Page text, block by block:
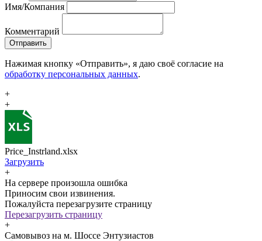
Имя/Компания
Комментарий
Отправить
Нажимая кнопку «Отправить», я даю своё согласие на
обработку персональных данных.
+
+
Price_Instrland.xlsx
Загрузить
+
На сервере произошла ошибка
Приносим свои извинения.
Пожалуйста перезагрузите страницу
Перезагрузить страницу
+
Самовывоз на м. Шоссе Энтузиастов